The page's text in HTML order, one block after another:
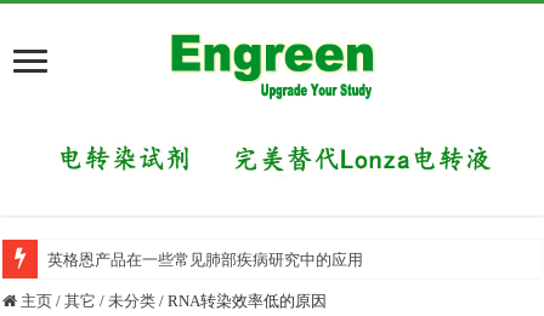
英格恩产品在一些常见肺部疾病研究中的应用
主页 / 其它 / 未分类 / RNA转染效率低的原因